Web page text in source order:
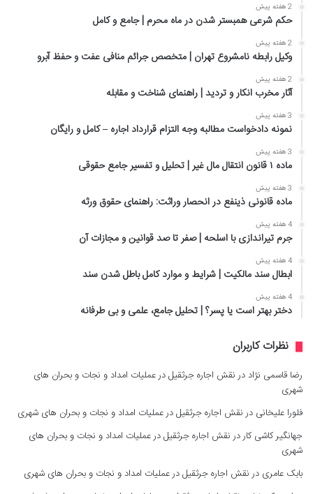
2 هفته پیش
حکم شرعی همبستر شدن در ماه محرم | جامع و کامل
2 هفته پیش
وکیل رابطه نامشروع تهران | متخصص جرائم منافی عفت و حفظ آبرو
2 هفته پیش
آثار مخرب انکار و تردید | راهنمای شناخت و مقابله
3 هفته پیش
نمونه دادخواست مطالبه وجه التزام قرارداد اجاره – کامل و رایگان
3 هفته پیش
ماده ۱ قانون انتقال مال غیر | تحلیل و تفسیر جامع حقوقی
3 هفته پیش
ماده قانونی ذینفع در انحصار وراثت: راهنمای حقوق ورثه
4 هفته پیش
جرم تیراندازی با اسلحه | صفر تا صد قوانین و مجازات آن
4 هفته پیش
ابطال سند مالکیت | شرایط و موارد کامل باطل شدن سند
4 هفته پیش
دختر بهتر است یا پسر؟ | تحلیل جامع، علمی و بی طرفانه
نظرات کاربران
رضا قاسمی نژاد درنقش اجاره جرثقیل در عملیات امداد و نجات و بحران های
شهری
فلورا علیخانی درنقش اجاره جرثقیل در عملیات امداد و نجات و بحران های شهری
جهانگیر کاشی کاردرنقش اجاره جرثقیل در عملیات امداد و نجات و بحران های
شهری
بابک عامری درنقش اجاره جرثقیل در عملیات امداد و نجات و بحران های شهری